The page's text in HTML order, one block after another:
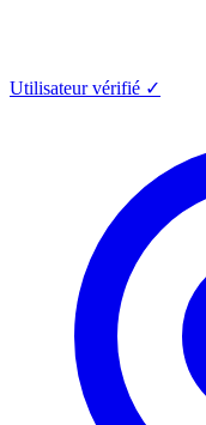
Utilisateur vérifié ✓